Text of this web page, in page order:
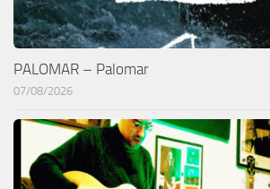
PALOMAR – Palomar
07/08/2026